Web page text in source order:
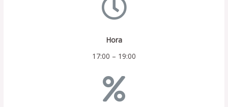
Hora
17:00 – 19:00